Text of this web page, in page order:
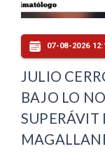
07-08-2026
JULIO
BAJO LO
SUPERÁVIT